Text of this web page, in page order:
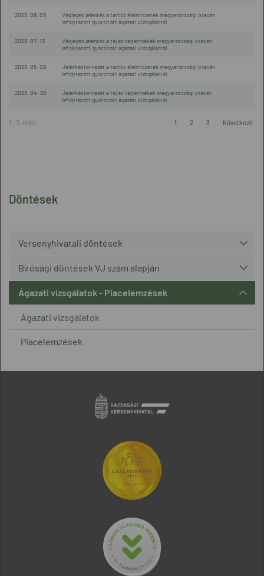
Döntések
Versenyhivatali döntések
Bírósági döntések VJ szám alapján
Ágazati vizsgálatok - Piacelemzések
Ágazati vizsgálatok
Piacelemzések
2023. 08. 03
Végleges jelentés a tartós élelmiszerek magyarországi piacán
lefolytatott gyorsított ágazati vizsgálatról
2023. 07. 13
Végleges jelentés a tej és tejtermékek magyarországi piacán
lefolytatott gyorsított ágazati vizsgálatról
2023. 05. 08
Jelentéstervezet a tartós élelmiszerek magyarországi piacán
lefolytatott gyorsított ágazati vizsgálatról
2023. 04. 20
Jelentéstervezet a tej és tejtermékek magyarországi piacán
lefolytatott gyorsított ágazati vizsgálatról
1 - 3. oldal 1 2 3 Következő